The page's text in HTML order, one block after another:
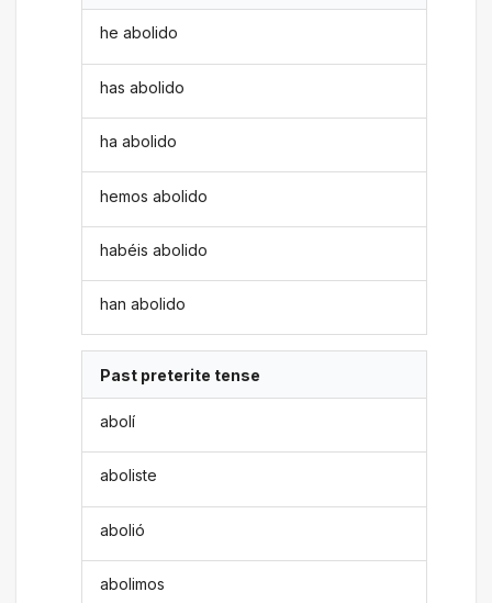
he abolido
has abolido
ha abolido
hemos abolido
habéis abolido
han abolido
Past preterite tense
abolí
aboliste
abolió
abolimos